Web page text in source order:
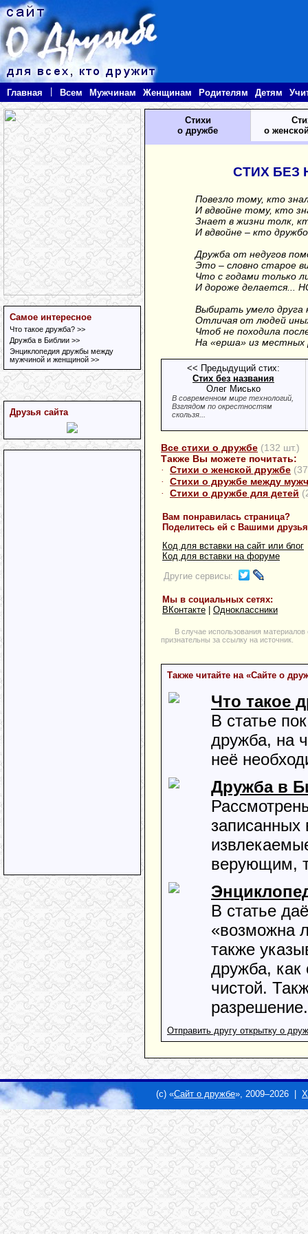
Главная Всем Мужчинам Женщинам Родителям Детям
Самое интересное
Что такое дружба? >>
Дружба в Библии >>
Энциклопедия дружбы между
мужчиной и женщиной >>
Друзья сайта
Стихи
о дружбе
о
СТИХ БЕЗ
Повезло тому, кто
И вдвойне тому, кто
Знает в жизни толк,
И вдвойне – кто
Дружба от недугов
Это – словно старое
Что с годами только
И дороже делается...
Выбирать умело друга
Отличая от людей
Чтоб не походила
На «ерша» из местных
<< Предыдущий стих:
Стих без названия
Олег Мисько
В современном мире технологий,
Взглядом по окрестностям
скользя...
Все стихи о дружбе (132 шт.)
Также Вы можете почитать:
· Стихи о женской дружбе
· Стихи о дружбе между
· Стихи о дружбе для детей
Вам понравилась страница?
Поделитесь ей с Вашими
Код для вставки на сайт или блог
Код для вставки на форуме
Другие сервисы:
Мы в социальных сетях:
ВКонтакте
Одноклассники
В случае использования
признательны за ссылку на источник.
Также читайте на «Cайте о
Что такое
В статье
дружба, на
неё
Дружба в
записанных
верующим,
В статье
«возможна
также
дружба, как
чистой.
разрешение.
Отправить другу открытку о
(c) «Сайт о дружбе», 2009–2026 |